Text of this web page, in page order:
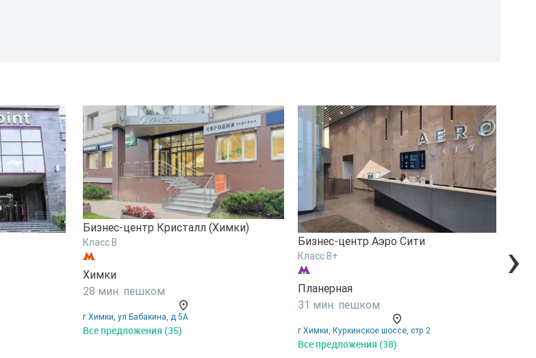
Бизнес-центр Кристалл (Химки)
Класс B
Химки
28 мин. пешком
г Химки, ул Бабакина, д 5А
Все предложения (35)
Бизнес-центр Аэро Сити
Класс B+
Планерная
31 мин. пешком
г Химки, Куркинское шоссе, стр 2
Все предложения (38)
›